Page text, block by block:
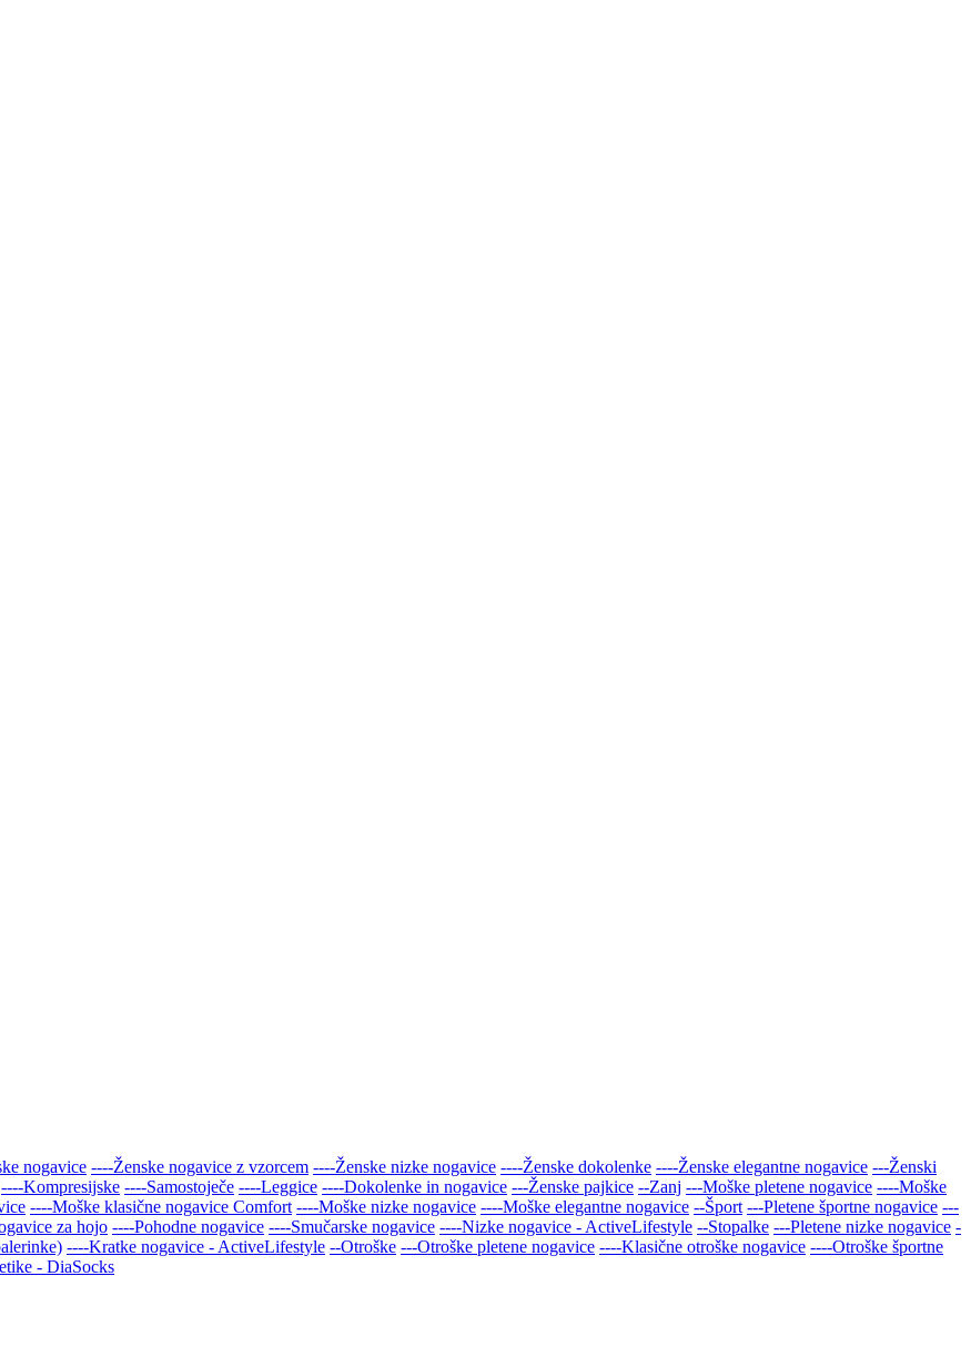
nogavice ----Ženske nogavice z vzorcem ----Ženske nizke nogavice ----Ženske dokolenke ----Ženske elegantne nogavice ---Ženski
----Kompresijske ----Samostoječe ----Leggice ----Dokolenke in nogavice ---Ženske pajkice --Zanj ---Moške pletene nogavice ----Moške
----Moške klasične nogavice Comfort ----Moške nizke nogavice ----Moške elegantne nogavice --Šport ---Pletene športne nogavice ---
za hojo ----Pohodne nogavice ----Smučarske nogavice ----Nizke nogavice - ActiveLifestyle --Stopalke ---Pletene nizke nogavice -
----Kratke nogavice - ActiveLifestyle --Otroške ---Otroške pletene nogavice ----Klasične otroške nogavice ----Otroške športne
- DiaSocks